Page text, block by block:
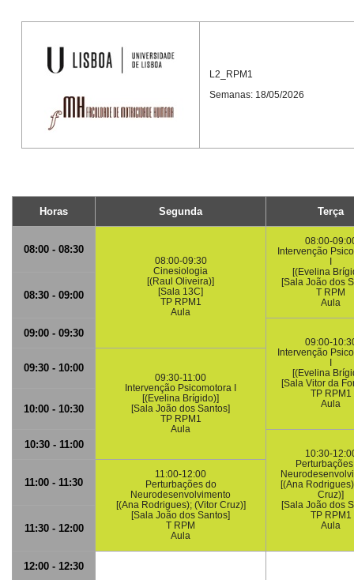
L2_RPM1
Semanas: 18/05/2026
Horas Segunda Terça
08:00 - 08:30
08:00-09:30
Cinesiologia
[(Raul Oliveira)]
[Sala 13C]
TP RPM1
Aula
08:00-
Intervenção
[(Evelina
[Sala João dos
T RPM
Aula
08:30 - 09:00
09:00 - 09:30
09:00-
Intervenção
[(Evelina
[Sala Vitor da
TP RPM1
Aula
09:30 - 10:00
09:30-11:00
Intervenção Psicomotora I
[(Evelina Brígido)]
[Sala João dos Santos]
TP RPM1
Aula
10:00 - 10:30
10:30 - 11:00
10:30-
[(Ana
Cruz)]
[Sala João dos
TP RPM1
Aula
11:00 - 11:30
11:00-12:00
Perturbações do
Neurodesenvolvimento
[(Ana Rodrigues); (Vitor Cruz)]
[Sala João dos Santos]
T RPM
Aula
11:30 - 12:00
12:00 - 12:30